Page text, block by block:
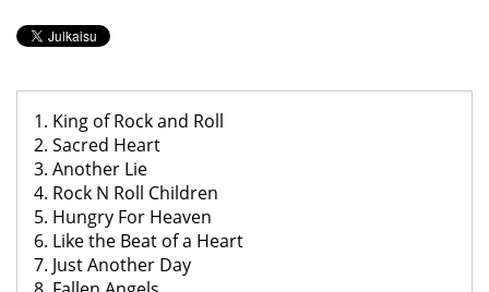
1. King of Rock and Roll
2. Sacred Heart
3. Another Lie
4. Rock N Roll Children
5. Hungry For Heaven
6. Like the Beat of a Heart
7. Just Another Day